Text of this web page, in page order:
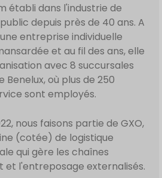
établi dans l'industrie de
depuis près de 40 ans. A
entreprise individuelle
et au fil des ans, elle
avec 8 succursales
où plus de 250
sont employés.
nous faisons partie de GXO,
(cotée) de logistique
qui gère les chaînes
et l'entreposage externalisés.